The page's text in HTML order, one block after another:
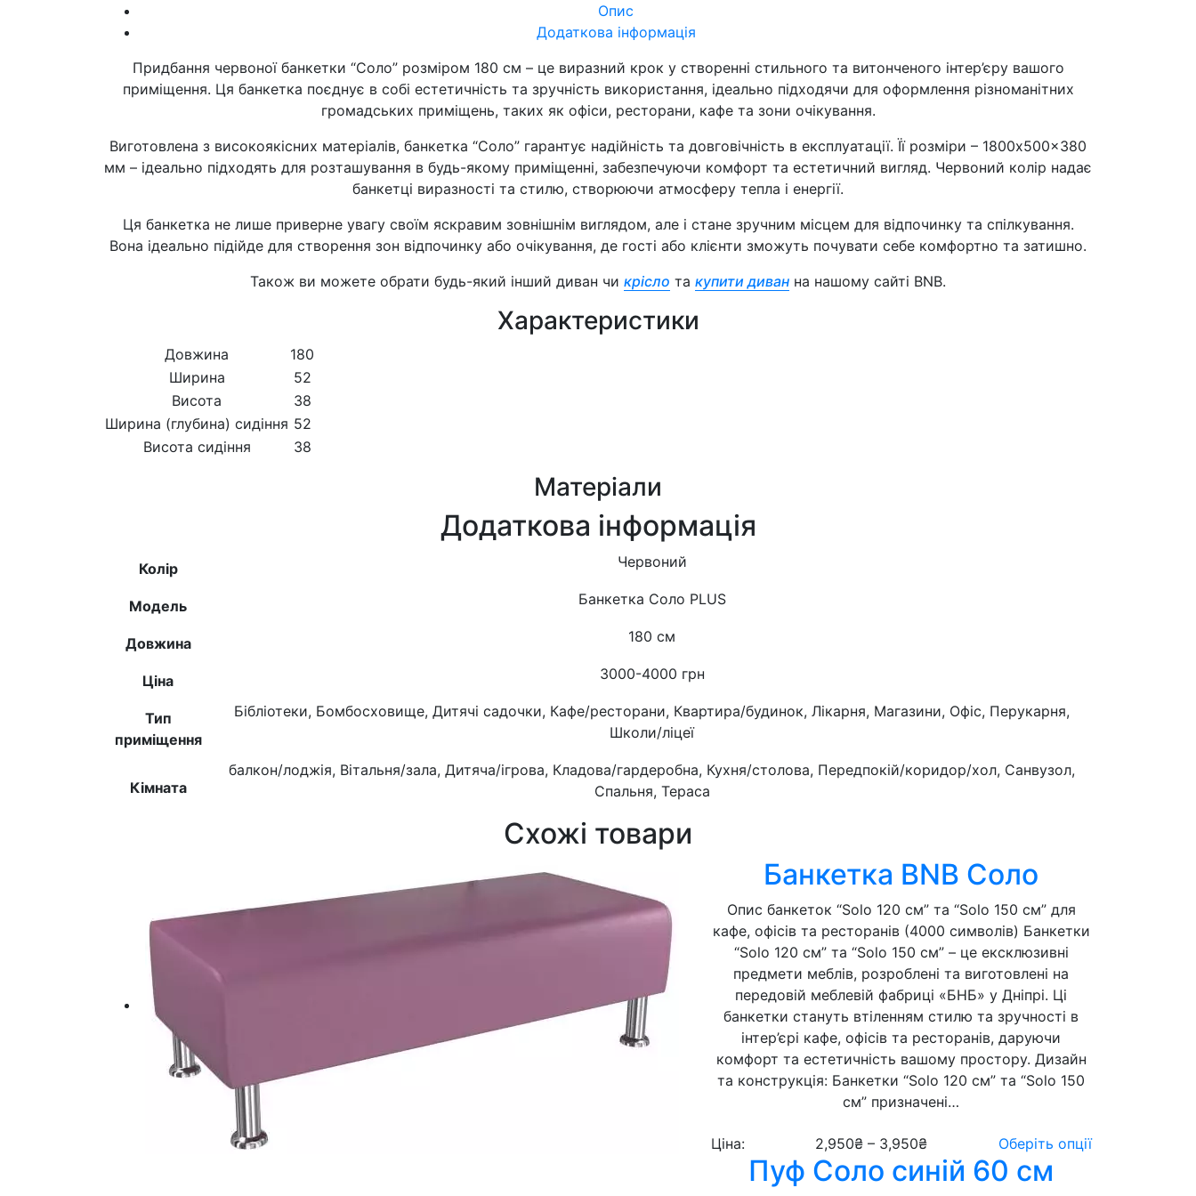
Опис
Додаткова інформація
Придбання червоної банкетки “Соло” розміром 180 см – це виразний крок у створенні стильного та витонченого інтер’єру вашого
приміщення. Ця банкетка поєднує в собі естетичність та зручність використання, ідеально підходячи для оформлення різноманітних
громадських приміщень, таких як офіси, ресторани, кафе та зони очікування.
Виготовлена з високоякісних матеріалів, банкетка “Соло” гарантує надійність та довговічність в експлуатації. Її розміри – 1800x500x380
мм – ідеально підходять для розташування в будь-якому приміщенні, забезпечуючи комфорт та естетичний вигляд. Червоний колір надає
банкетці виразності та стилю, створюючи атмосферу тепла і енергії.
Ця банкетка не лише приверне увагу своїм яскравим зовнішнім виглядом, але і стане зручним місцем для відпочинку та спілкування.
Вона ідеально підійде для створення зон відпочинку або очікування, де гості або клієнти зможуть почувати себе комфортно та затишно.
Також ви можете обрати будь-який інший диван чи крісло та купити диван на нашому сайті BNB.
Характеристики
Довжина
180
Ширина
52
Висота
38
Ширина (глубина) сидіння 52
Висота сидіння
38
Матеріали
Додаткова інформація
Колір Червоний
Модель Банкетка Соло PLUS
Довжина 180 см
Ціна 3000-4000 грн
Тип
приміщення
Бібліотеки, Бомбосховище, Дитячі садочки, Кафе/ресторани, Квартира/будинок, Лікарня, Магазини, Офіс, Перукарня,
Школи/ліцеї
Кімната
балкон/лоджія, Вітальня/зала, Дитяча/ігрова, Кладова/гардеробна, Кухня/столова, Передпокій/коридор/хол, Санвузол,
Спальня, Тераса
Схожі товари
Банкетка BNB Соло
Опис банкеток “Solo 120 см” та “Solo 150 см” для
кафе, офісів та ресторанів (4000 символів) Банкетки
“Solo 120 см” та “Solo 150 см” – це ексклюзивні
предмети меблів, розроблені та виготовлені на
передовій меблевій фабриці «БНБ» у Дніпрі. Ці
банкетки стануть втіленням стилю та зручності в
інтер’єрі кафе, офісів та ресторанів, даруючи
комфорт та естетичність вашому простору. Дизайн
та конструкція: Банкетки “Solo 120 см” та “Solo 150
см” призначені…
Ціна: 2,950₴ – 3,950₴ Оберіть опції
Пуф Соло синій 60 см